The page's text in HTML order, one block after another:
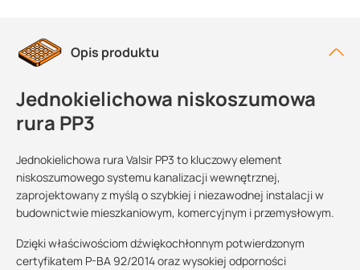
Opis produktu
Jednokielichowa niskoszumowa
rura PP3
Jednokielichowa rura Valsir PP3 to kluczowy element
niskoszumowego systemu kanalizacji wewnętrznej,
zaprojektowany z myślą o szybkiej i niezawodnej instalacji w
budownictwie mieszkaniowym, komercyjnym i przemysłowym.
Dzięki właściwościom dźwiękochłonnym potwierdzonym
certyfikatem P-BA 92/2014 oraz wysokiej odporności